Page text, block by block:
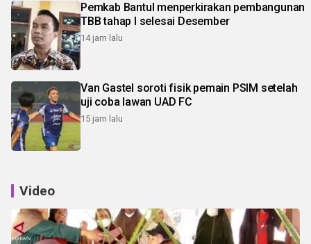
Pemkab Bantul menperkirakan pembangunan
TBB tahap I selesai Desember
14 jam lalu
Van Gastel soroti fisik pemain PSIM setelah
uji coba lawan UAD FC
15 jam lalu
Video